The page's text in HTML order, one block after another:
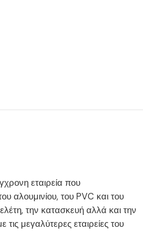
εταιρεία που
αλουμινίου, του PVC και του
την κατασκευή αλλά και την
μεγαλύτερες εταιρείες του